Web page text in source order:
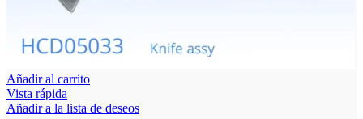
Añadir al carrito
Vista rápida
Añadir a la lista de deseos